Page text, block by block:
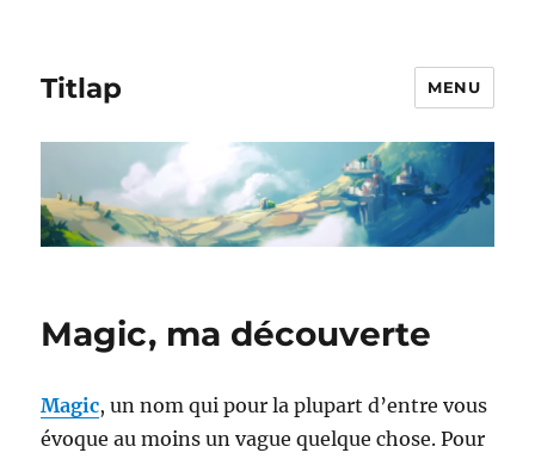
Titlap MENU
Magic, ma découverte
Magic, un nom qui pour la plupart d’entre vous
évoque au moins un vague quelque chose. Pour